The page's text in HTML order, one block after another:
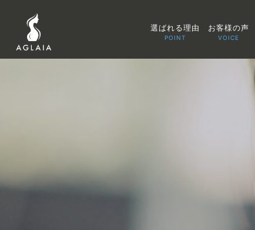
選ばれる理由
POINT
お客様の声
VOICE